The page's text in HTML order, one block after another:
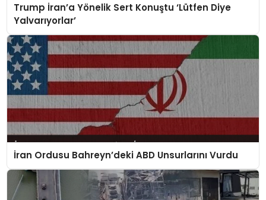
Trump İran’a Yönelik Sert Konuştu ‘Lütfen Diye
Yalvarıyorlar’
İran Ordusu Bahreyn’deki ABD Unsurlarını Vurdu